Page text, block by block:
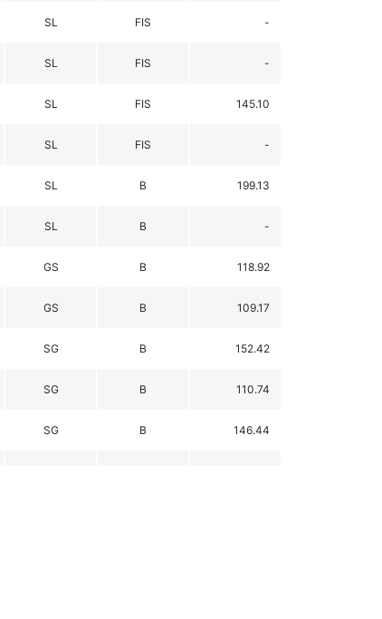
SL FIS -
SL FIS -
SL FIS 145.10
SL FIS -
SL B 199.13
SL B -
GS B 118.92
GS B 109.17
SG B 152.42
SG B 110.74
SG B 146.44